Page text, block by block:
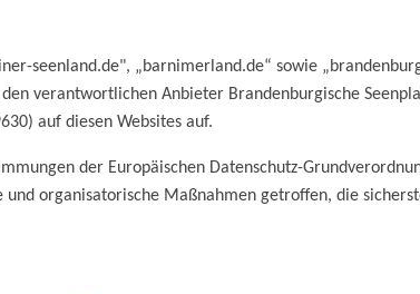
seenland.de", „barnimerland.de“ sowie
verantwortlichen Anbieter Brandenburgische
auf diesen Websites auf.
der Europäischen Datenschutz-
und organisatorische Maßnahmen getroffen, die